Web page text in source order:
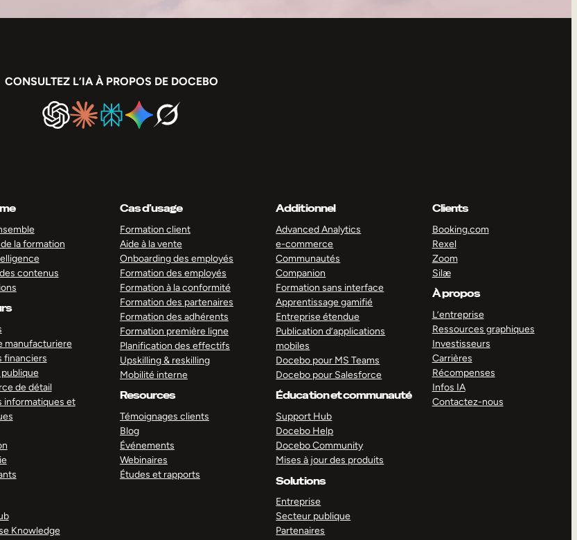
CONSULTEZ L’IA À PROPOS DE DOCEBO
la formation
contenus
manufacturiere
financiers
de détail
informatiques et
Knowledge
Cas d’usage
Formation client
Aide à la vente
Onboarding des employés
Formation des employés
Formation à la conformité
Formation des partenaires
Formation des adhérents
Formation première ligne
Planification des effectifs
Upskilling & reskilling
Mobilité interne
Resources
Témoignages clients
Blog
Événements
Webinaires
Études et rapports
Additionnel
Advanced Analytics
e-commerce
Communautés
Companion
Formation sans interface
Apprentissage gamifié
Entreprise étendue
Publication d’applications
mobiles
Docebo pour MS Teams
Docebo pour Salesforce
Éducation et communauté
Support Hub
Docebo Help
Docebo Community
Mises à jour des produits
Solutions
Entreprise
Secteur publique
Partenaires
Clients
Booking.com
Rexel
Zoom
Silæ
À propos
L’entreprise
Ressources graphiques
Investisseurs
Carrières
Récompenses
Infos IA
Contactez-nous